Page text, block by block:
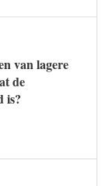
van lagere
de
is?